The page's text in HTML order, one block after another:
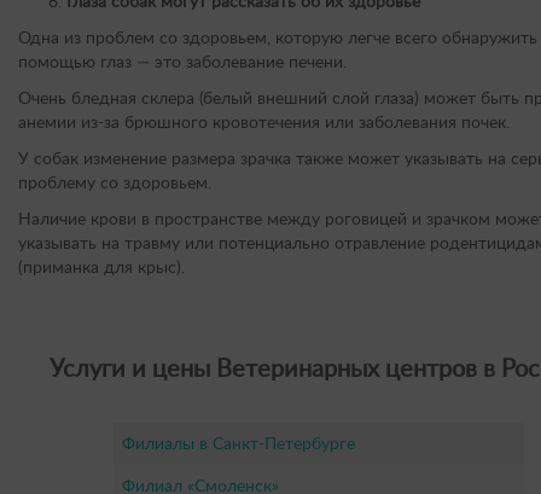
Одна из проблем со здоровьем, которую легче всего обнаружить
помощью глаз — это заболевание печени.
Очень бледная склера (белый внешний слой глаза) может быть
анемии из-за брюшного кровотечения или заболевания почек.
У собак изменение размера зрачка также может указывать на
проблему со здоровьем.
Наличие крови в пространстве между роговицей и зрачком
указывать на травму или потенциально отравление
(приманка для крыс).
Услуги и цены Ветеринарных центров в
Филиалы в Санкт-Петербурге
Филиал «Смоленск»